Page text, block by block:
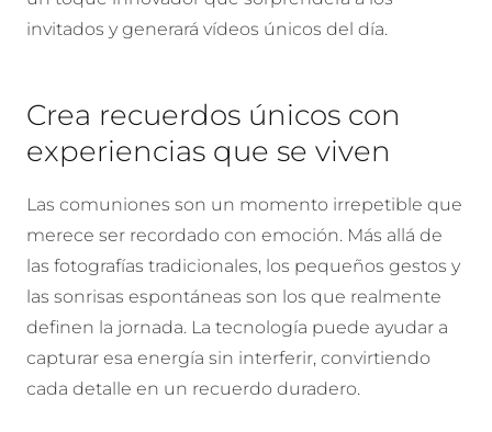
invitados y generará vídeos únicos del día.
Crea recuerdos únicos con
experiencias que se viven
Las comuniones son un momento irrepetible que
merece ser recordado con emoción. Más allá de
las fotografías tradicionales, los pequeños gestos y
las sonrisas espontáneas son los que realmente
definen la jornada. La tecnología puede ayudar a
capturar esa energía sin interferir, convirtiendo
cada detalle en un recuerdo duradero.